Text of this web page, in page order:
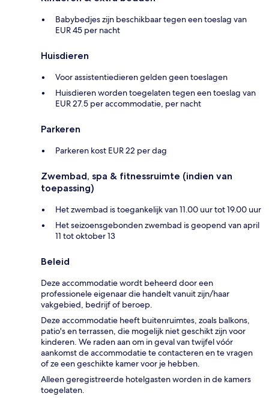
Babybedjes zijn beschikbaar tegen een toeslag van
EUR 45 per nacht
Huisdieren
Voor assistentiedieren gelden geen toeslagen
Huisdieren worden toegelaten tegen een toeslag van
EUR 27.5 per accommodatie, per nacht
Parkeren
Parkeren kost EUR 22 per dag
Zwembad, spa & fitnessruimte (indien van
toepassing)
Het zwembad is toegankelijk van 11.00 uur tot 19.00 uur
Het seizoensgebonden zwembad is geopend van april
11 tot oktober 13
Beleid
Deze accommodatie wordt beheerd door een
professionele eigenaar die handelt vanuit zijn/haar
vakgebied, bedrijf of beroep.
Deze accommodatie heeft buitenruimtes, zoals balkons,
patio's en terrassen, die mogelijk niet geschikt zijn voor
kinderen. We raden aan om in geval van twijfel vóór
aankomst de accommodatie te contacteren en te vragen
of ze een geschikte kamer voor je hebben.
Alleen geregistreerde hotelgasten worden in de kamers
toegelaten.